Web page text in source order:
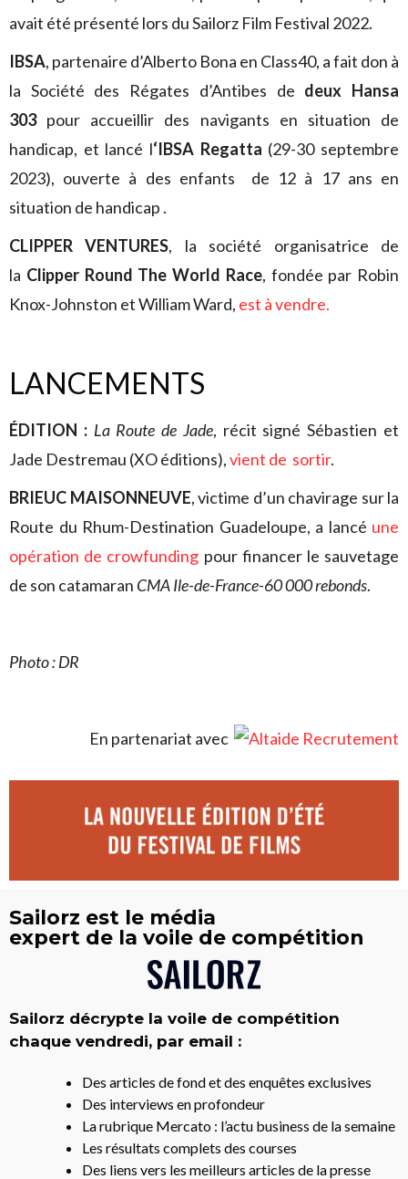
avait été présenté lors du Sailorz Film Festival 2022.
IBSA, partenaire d’Alberto Bona en Class40, a fait don à
la Société des Régates d’Antibes de deux Hansa
303pour accueillir des navigants en situation de
handicap, et lancé l‘IBSA Regatta (29-30 septembre
2023), ouverte à des enfants de 12 à 17 ans en
situation de handicap .
CLIPPER VENTURES, la société organisatrice de
la Clipper Round The World Race, fondée par Robin
Knox-Johnston et William Ward, est à vendre.
LANCEMENTS
ÉDITION : La Route de Jade, récit signé Sébastien et
Jade Destremau (XO éditions),vient de sortir.
BRIEUC MAISONNEUVE, victime d’un chavirage sur la
Route du Rhum-Destination Guadeloupe, a lancé une
opération de crowfunding pour financer le sauvetage
de son catamaran CMA Ile-de-France-60 000 rebonds.
Photo : DR
En partenariat avec
Sailorz est le média
expert de la voile de compétition
Sailorz décrypte la voile de compétition
chaque vendredi, par email :
Des articles de fond et des enquêtes exclusives
Des interviews en profondeur
La rubrique Mercato : l’actu business de la semaine
Les résultats complets des courses
Des liens vers les meilleurs articles de la presse